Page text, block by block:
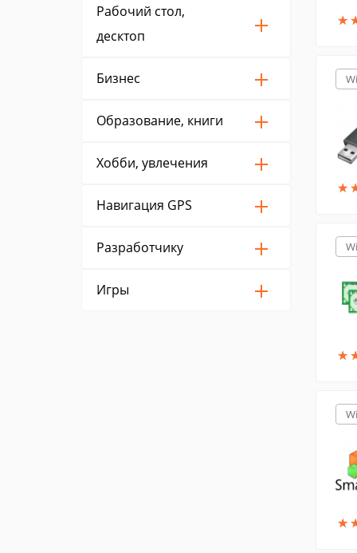
Рабочий стол,
десктоп
Бизнес
Образование, книги
Хобби, увлечения
Навигация GPS
Разработчику
Игры
★
★
★
★
★
★
★
★